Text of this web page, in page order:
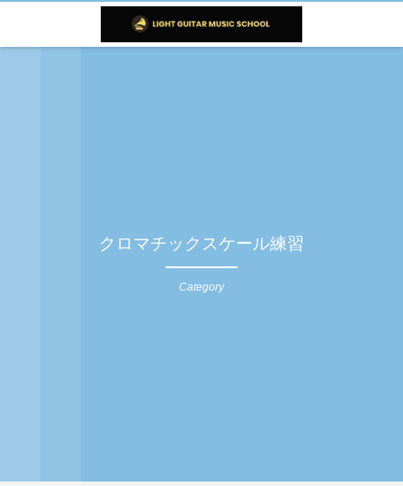
クロマチックスケール練習
Category